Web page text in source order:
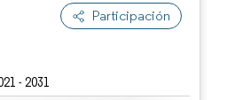
Participación
- 2031